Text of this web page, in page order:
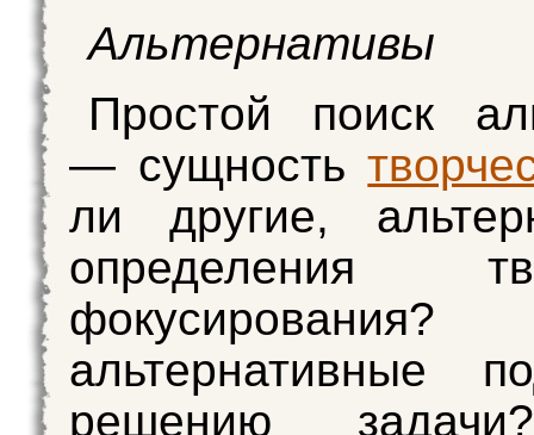
Альтернативы
Простой поиск
— сущность
ли другие,
определения
альтернативные
решению